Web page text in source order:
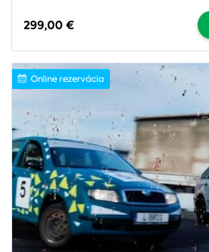
299,00 €
Online rezervácia